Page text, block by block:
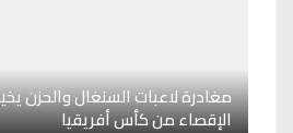
مغادرة لاعبات السنغال والحزن
الإقصاء من كأس أفريقيا